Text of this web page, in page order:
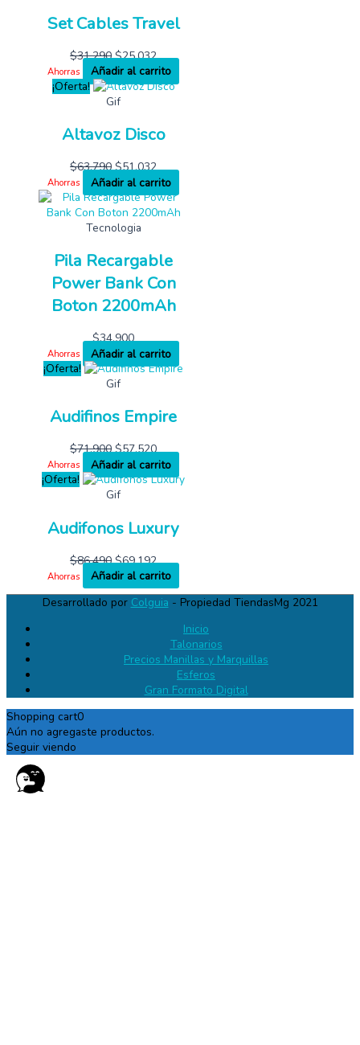
Set Cables Travel
$31,290 $25,032
Ahorras
Añadir al carrito
¡Oferta!
Gif
Altavoz Disco
$63,790 $51,032
Ahorras Añadir al carrito
Tecnologia
Pila Recargable
Power Bank Con
Boton 2200mAh
$34,900
Ahorras
Añadir al carrito
¡Oferta!
Gif
Audifinos Empire
$71,900 $57,520
Ahorras
Añadir al carrito
¡Oferta!
Gif
Audifonos Luxury
$86,490 $69,192
Ahorras
Añadir al carrito
Desarrollado por Colguia - Propiedad TiendasMg 2021
Inicio
Talonarios
Precios Manillas y Marquillas
Esferos
Gran Formato Digital
Shopping cart0
Aún no agregaste productos.
Seguir viendo